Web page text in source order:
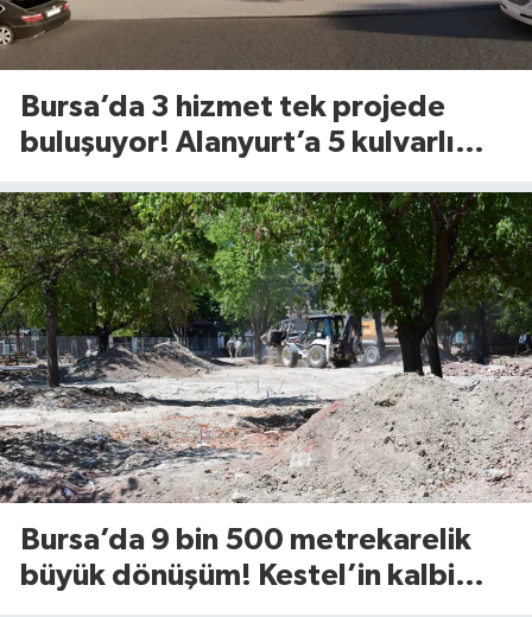
Bursa’da 3 hizmet tek projede
buluşuyor! Alanyurt’a 5 kulvarlı
Bursa’da 9 bin 500 metrekarelik
büyük dönüşüm! Kestel’in kalbi